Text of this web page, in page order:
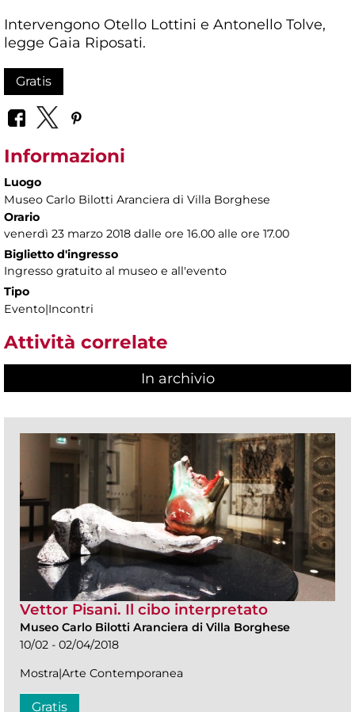
Intervengono Otello Lottini e Antonello Tolve,
legge Gaia Riposati.
Gratis
Informazioni
Luogo
Museo Carlo Bilotti Aranciera di Villa Borghese
Orario
venerdì 23 marzo 2018 dalle ore 16.00 alle ore 17.00
Biglietto d'ingresso
Ingresso gratuito al museo e all'evento
Tipo
Evento|Incontri
Attività correlate
In archivio
Vettor Pisani. Il cibo interpretato
Museo Carlo Bilotti Aranciera di Villa Borghese
10/02 - 02/04/2018
Mostra|Arte Contemporanea
Gratis